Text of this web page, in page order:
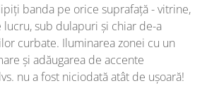
banda pe orice suprafață - vitrine,
lucru, sub dulapuri și chiar de-a
curbate. Iluminarea zonei cu un
și adăugarea de accente
nu a fost niciodată atât de ușoară!